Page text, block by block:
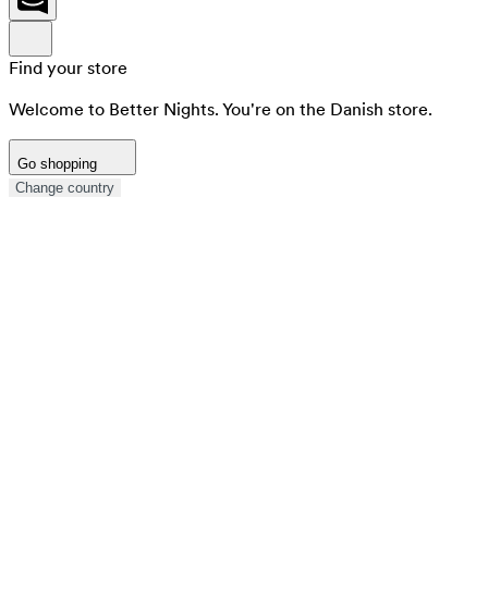
Find your store
Welcome to Better Nights. You're on the Danish store.
Go shopping
Change country